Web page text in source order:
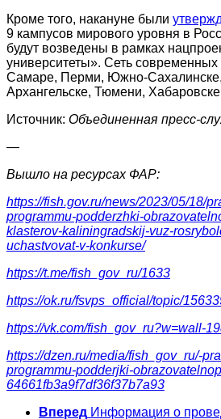
Кроме того, накануне были
9 кампусов мирового уровня в
будут возведены в рамках
университеты». Сеть современных
Самаре, Перми, Южно-
Архангельске, Тюмени,
Источник: Объединенная пресс-
—
Вышло на ресурсах ФАР:
https://fish.gov.ru/news/2023/05/18/
programmu-podderzhki-
klasterov-kaliningradskij-vuz-
uchastvovat-v-konkurse/
https://t.me/fish_gov_ru/1633
https://ok.ru/fsvps_official/topic/
https://vk.com/fish_gov_ru?w=wall-
https://dzen.ru/media/fish_gov_ru/-
programmu-podderjki-
64661fb3a9f7df36f37b7a93
Вперед Информация о